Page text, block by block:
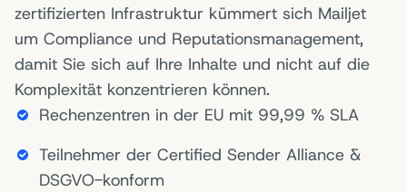
zertifizierten Infrastruktur kümmert sich Mailjet
um Compliance und Reputationsmanagement,
damit Sie sich auf Ihre Inhalte und nicht auf die
Komplexität konzentrieren können.
Rechenzentren in der EU mit 99,99 % SLA
Teilnehmer der Certified Sender Alliance &
DSGVO-konform